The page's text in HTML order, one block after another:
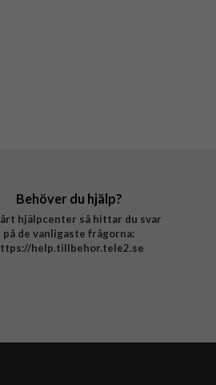
Behöver du hjälp?
hjälpcenter så hittar du svar
på de vanligaste frågorna:
help.tillbehor.tele2.se